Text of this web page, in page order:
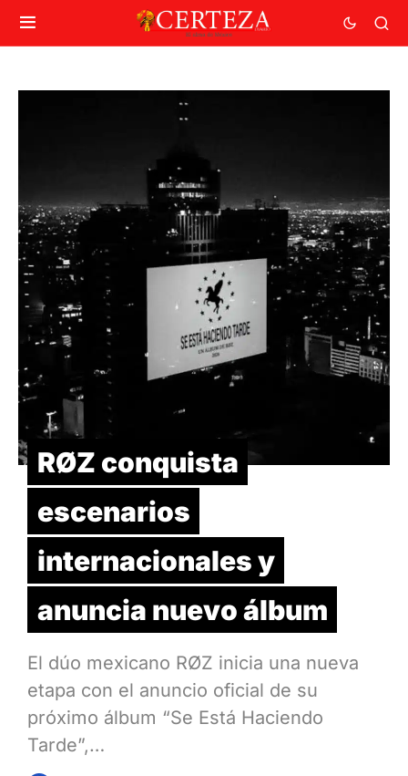
RØZ conquista
escenarios
internacionales y
anuncia nuevo álbum
El dúo mexicano RØZ inicia una nueva
etapa con el anuncio oficial de su
próximo álbum “Se Está Haciendo
Tarde”,…